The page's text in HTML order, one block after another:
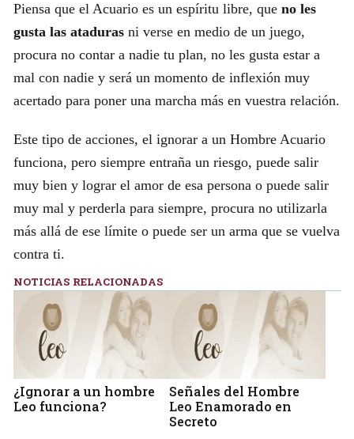
Piensa que el Acuario es un espíritu libre, que no les
gusta las atadurasni verse en medio de un juego,
procura no contar a nadie tu plan, no les gusta estar a
mal con nadie y será un momento de inflexión muy
acertado para poner una marcha más en vuestra relación.
Este tipo de acciones, el ignorar a un Hombre Acuario
funciona, pero siempre entraña un riesgo, puede salir
muy bien y lograr el amor de esa persona o puede salir
muy mal y perderla para siempre, procura no utilizarla
más allá de ese límite o puede ser un arma que se vuelva
contra ti.
NOTICIAS RELACIONADAS
¿Ignorar a un hombre
Leo funciona?
Señales del Hombre
Leo Enamorado en
Secreto